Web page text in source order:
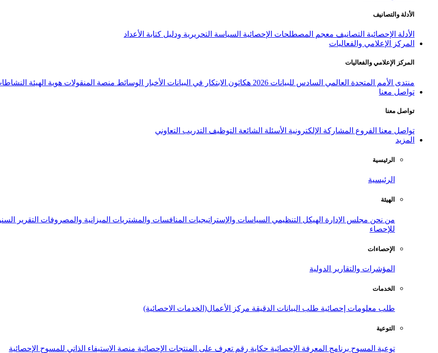
الأدلة والتصانيف
الأدلة الإحصائية التصانيف معجم المصطلحات الإحصائية السياسة التحريرية ودليل كتابة الأعداد
المركز الإعلامي والفعاليات
المركز الإعلامي والفعاليات
منتدى الأمم المتحدة العالمي السادس للبيانات 2026 هكاثون الابتكار في البيانات الأخبار الوسائط منصة المنقولات هوية الهيئة
تواصل معنا
تواصل معنا
تواصل معنا الفروع المشاركة الإلكترونية الأسئلة الشائعة التوظيف التدريب التعاوني
المزيد
الرئيسية
الرئيسية
الهيئة
من نحن مجلس الإدارة الهيكل التنظيمي السياسات والإستراتيجيات المنافسات والمشتريات الميزانية والمصروفات التقرير
للإحصاء
الإحصاءات
المؤشرات والتقارير الدولية
الخدمات
طلب معلومات إحصائية طلب البيانات الدقيقة مركز الأعمال(الخدمات الاحصائية)
التوعية
توعية المسوح برنامج المعرفة الإحصائية حكاية رقم تعرف على المنتجات الإحصائية منصة الاستيفاء الذاتي للمسوح الإحصائية